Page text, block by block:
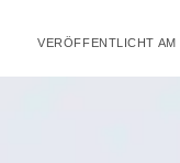
VERÖFFENTLICHT AM